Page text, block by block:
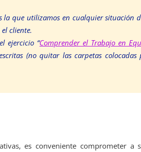
la que utilizamos en cualquier situación
cliente.
ejercicio “Comprender el Trabajo en
(no quitar las carpetas
es conveniente comprometer a